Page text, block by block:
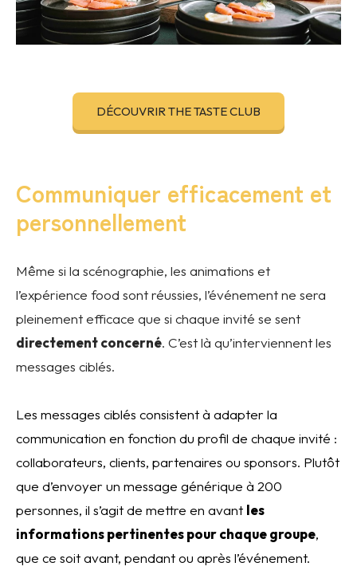
DÉCOUVRIR THE TASTE CLUB
Communiquer efficacement et
personnellement
Même si la scénographie, les animations et
l’expérience food sont réussies, l’événement ne sera
pleinement efficace que si chaque invité se sent
directement concerné. C’est là qu’interviennent les
messages ciblés.
Les messages ciblés consistent à adapter la
communication en fonction du profil de chaque invité :
collaborateurs, clients, partenaires ou sponsors. Plutôt
que d’envoyer un message générique à 200
personnes, il s’agit de mettre en avant les
informations pertinentes pour chaque groupe,
que ce soit avant, pendant ou après l’événement.